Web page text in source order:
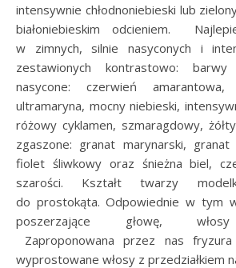
intensywnie chłodnoniebieski lub
białoniebieskim odcieniem.
w zimnych, silnie nasyconych i
zestawionych kontrastowo:
nasycone: czerwień
ultramaryna, mocny niebieski,
różowy cyklamen, szmaragdowy,
zgaszone: granat marynarski,
fiolet śliwkowy oraz śnieżna biel,
szarości. Kształt twarzy
do prostokąta. Odpowiednie w tym
poszerzające głowę, włosy
Zaproponowana przez nas
wyprostowane włosy z przedziałkiem